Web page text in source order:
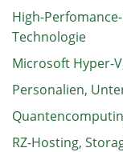
High-
Technologie
Microsoft Hyper-
Personalien,
RZ-Hosting,